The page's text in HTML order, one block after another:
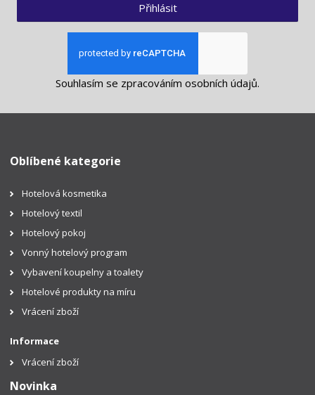
Přihlásit
Souhlasím se zpracováním osobních údajů.
Oblíbené kategorie
Hotelová kosmetika
Hotelový textil
Hotelový pokoj
Vonný hotelový program
Vybavení koupelny a toalety
Hotelové produkty na míru
Vrácení zboží
Informace
Vrácení zboží
Novinka